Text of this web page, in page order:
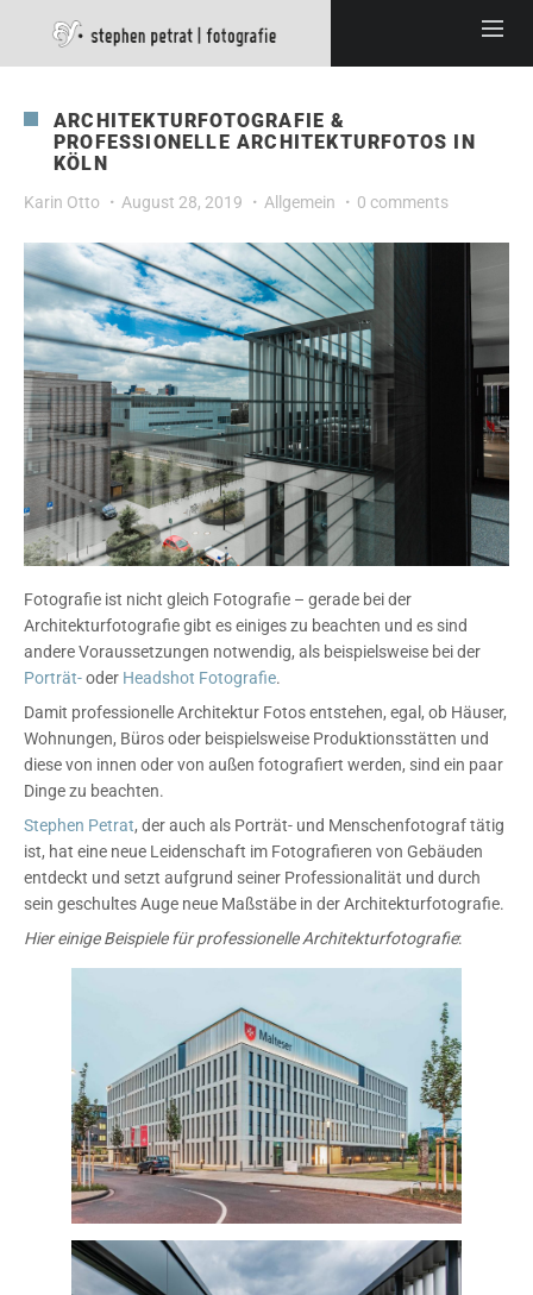
ARCHITEKTURFOTOGRAFIE &
PROFESSIONELLE ARCHITEKTURFOTOS IN
KÖLN
Karin Otto August 28, 2019 Allgemein 0 comments
Fotografie ist nicht gleich Fotografie – gerade bei der
Architekturfotografie gibt es einiges zu beachten und es sind
andere Voraussetzungen notwendig, als beispielsweise bei der
Porträt-oder Headshot Fotografie.
Damit professionelle Architektur Fotos entstehen, egal, ob Häuser,
Wohnungen, Büros oder beispielsweise Produktionsstätten und
diese von innen oder von außen fotografiert werden, sind ein paar
Dinge zu beachten.
Stephen Petrat, der auch als Porträt- und Menschenfotograf tätig
ist, hat eine neue Leidenschaft im Fotografieren von Gebäuden
entdeckt und setzt aufgrund seiner Professionalität und durch
sein geschultes Auge neue Maßstäbe in der Architekturfotografie.
Hier einige Beispiele für professionelle Architekturfotografie: